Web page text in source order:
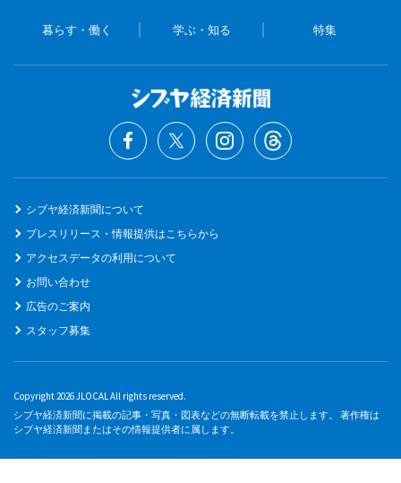
暮らす・働く 学ぶ・知る 特集
シブヤ経済新聞について
プレスリリース・情報提供はこちらから
アクセスデータの利用について
お問い合わせ
広告のご案内
スタッフ募集
Copyright 2026 JLOCAL All rights reserved.
シブヤ経済新聞に掲載の記事・写真・図表などの無断転載を禁止します。 著作権は
シブヤ経済新聞またはその情報提供者に属します。